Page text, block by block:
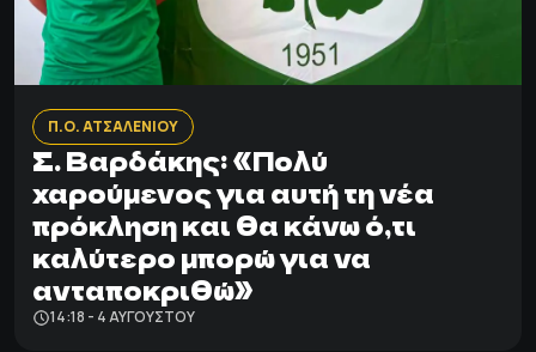
Π.Ο. ΑΤΣΑΛΕΝΙΟΥ
Σ. Βαρδάκης: «Πολύ
χαρούμενος για αυτή τη νέα
πρόκληση και θα κάνω ό,τι
καλύτερο μπορώ για να
ανταποκριθώ»
14:18 - 4 ΑΥΓΟΎΣΤΟΥ